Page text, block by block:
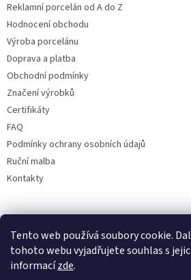
Tento web používá soubory cookie.
tohoto webu vyjadřujete souhlas s
informacízde.
Reklamní porcelán od A do Z
Hodnocení obchodu
Výroba porcelánu
Doprava a platba
Obchodní podmínky
Značení výrobků
Certifikáty
FAQ
Podmínky ochrany osobních údajů
Ruční malba
Kontakty
Facebook